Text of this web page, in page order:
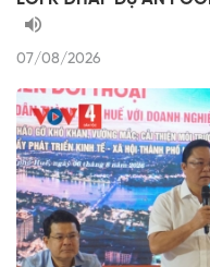
07/08/2026